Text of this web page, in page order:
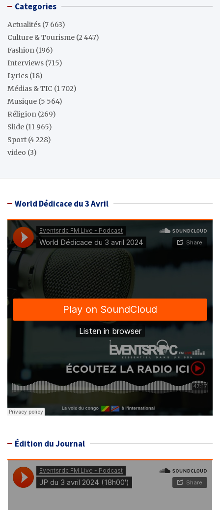
Categories
Actualités (7 663)
Culture & Tourisme (2 447)
Fashion (196)
Interviews (715)
Lyrics (18)
Médias & TIC (1 702)
Musique (5 564)
Réligion (269)
Slide (11 965)
Sport (4 228)
video (3)
World Dédicace du 3 Avril
Édition du Journal